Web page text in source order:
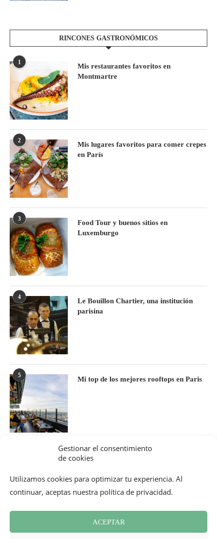
Gestionar el consentimiento
de cookies
Utilizamos cookies para optimizar tu experiencia. Al
continuar, aceptas nuestra política de privacidad.
ACEPTAR
RINCONES GASTRONÓMICOS
1
Mis restaurantes favoritos en
Montmartre
2
Mis lugares favoritos para comer crepes
en París
3
Food Tour y buenos sitios en
Luxemburgo
4
Le Bouillon Chartier, una institución
parisina
5
Mi top de los mejores rooftops en Paris